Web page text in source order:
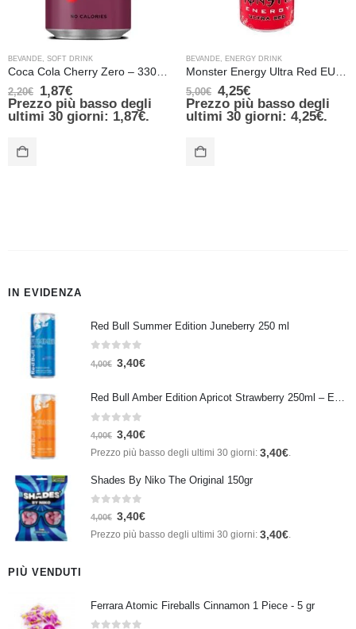
BEVANDE, SOFT DRINK
Coca Cola Cherry Zero – 330 ml
2,20€ 1,87€
Prezzo più basso degli
ultimi 30 giorni: 1,87€.
BEVANDE, ENERGY DRINK
Monster Energy Ultra Red EU – 500 ml (Top:Silver)
5,00€ 4,25€
Prezzo più basso degli
ultimi 30 giorni: 4,25€.
IN EVIDENZA
Red Bull Summer Edition Juneberry 250 ml
Su 5
4,00€ 3,40€
Red Bull Amber Edition Apricot Strawberry 250ml – Energy Drink Albicocca e Fragola
Su 5
4,00€ 3,40€
Prezzo più basso degli ultimi 30 giorni: 3,40€.
Shades By Niko The Original 150gr
Su 5
4,00€ 3,40€
Prezzo più basso degli ultimi 30 giorni: 3,40€.
PIÙ VENDUTI
Ferrara Atomic Fireballs Cinnamon 1 Piece - 5 gr